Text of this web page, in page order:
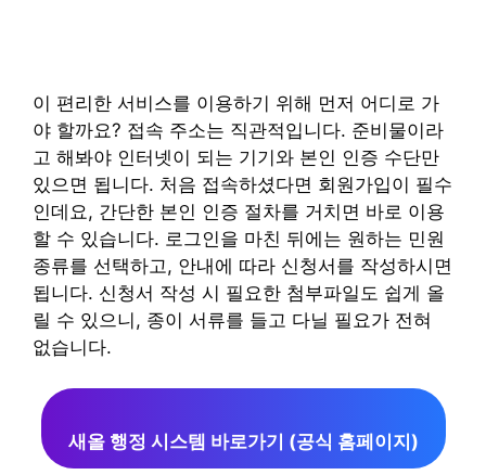
이 편리한 서비스를 이용하기 위해 먼저 어디로 가
야 할까요? 접속 주소는 직관적입니다. 준비물이라
고 해봐야 인터넷이 되는 기기와 본인 인증 수단만
있으면 됩니다. 처음 접속하셨다면 회원가입이 필수
인데요, 간단한 본인 인증 절차를 거치면 바로 이용
할 수 있습니다. 로그인을 마친 뒤에는 원하는 민원
종류를 선택하고, 안내에 따라 신청서를 작성하시면
됩니다. 신청서 작성 시 필요한 첨부파일도 쉽게 올
릴 수 있으니, 종이 서류를 들고 다닐 필요가 전혀
없습니다.
새올 행정 시스템 바로가기 (공식 홈페이지)